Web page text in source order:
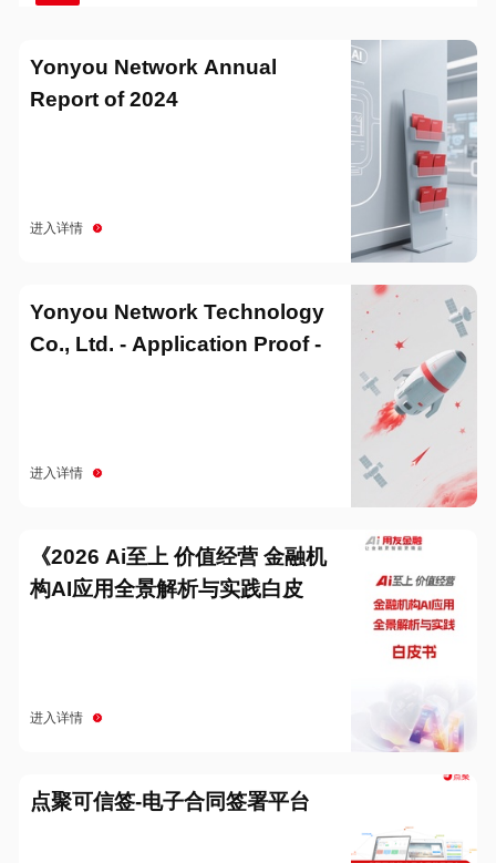
Yonyou Network Annual
Report of 2024
进入详情
Yonyou Network Technology
Co., Ltd. - Application Proof -
进入详情
《2026 Ai至上 价值经营 金融机
构AI应用全景解析与实践白皮
进入详情
点聚可信签-电子合同签署平台